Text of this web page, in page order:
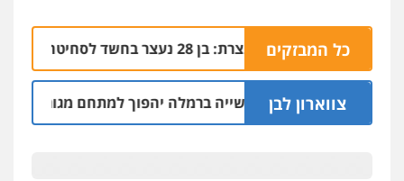
כל המבזקיםנצרת: בן 28 נעצר בחשד לסחיטה באיומים מטלפון שאינו שלו
צווארון לבן
חלק מאזור התעשייה ברמלה יהפוך למתחם מגורים עם 1,700 יחידות דיור